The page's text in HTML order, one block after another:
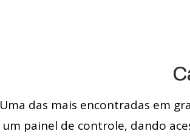
Uma das mais encontradas em
um painel de controle, dando